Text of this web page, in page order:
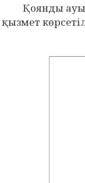
Қоянды
қызмет